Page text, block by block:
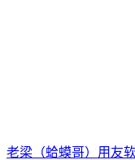
老梁（蛤蟆哥） 用友